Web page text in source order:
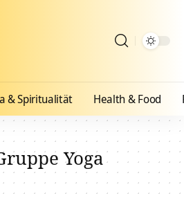
& Spiritualität Health & Food
Yoga